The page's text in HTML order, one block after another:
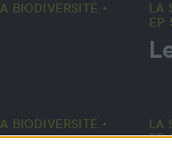
BIODIVERSITÉ •
LA
EP
BIODIVERSITÉ •
LA
EP